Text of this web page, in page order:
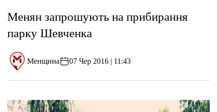
Менян запрошують на прибирання
парку Шевченка
Менщина 07 Чер 2016 | 11:43